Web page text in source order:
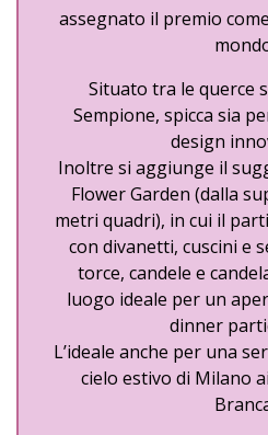
assegnato il premio
Situato tra le querce
Sempione, spicca sia
design
Inoltre si aggiunge il
Flower Garden (dalla
metri quadri), in cui il
con divanetti, cuscini e
torce, candele e
luogo ideale per un
dinner
L’ideale anche per una
cielo estivo di Milano